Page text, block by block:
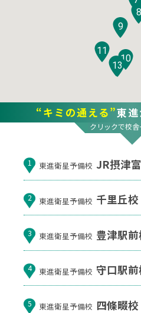
8
9
10
11
12
13
“キミの通える”東
クリックで校
1 東進衛星予備校 JR摂津
2 東進衛星予備校 千里丘校
3 東進衛星予備校 豊津駅前
4 東進衛星予備校 守口駅前
5 東進衛星予備校 四條畷校